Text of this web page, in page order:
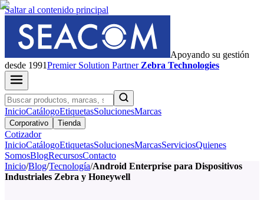
Saltar al contenido principal
Apoyando su gestión
desde 1991PremierSolution Partner Zebra Technologies
InicioCatálogoEtiquetasSolucionesMarcas
Corporativo Tienda
Cotizador
InicioCatálogoEtiquetasSolucionesMarcasServiciosQuienes
SomosBlogRecursosContacto
Inicio/Blog/Tecnología/Android Enterprise para Dispositivos
Industriales Zebra y Honeywell